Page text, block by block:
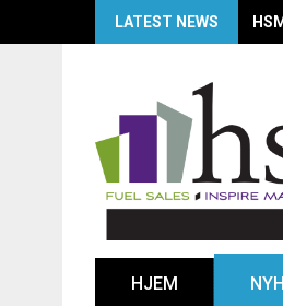
LATEST NEWS
HJEM